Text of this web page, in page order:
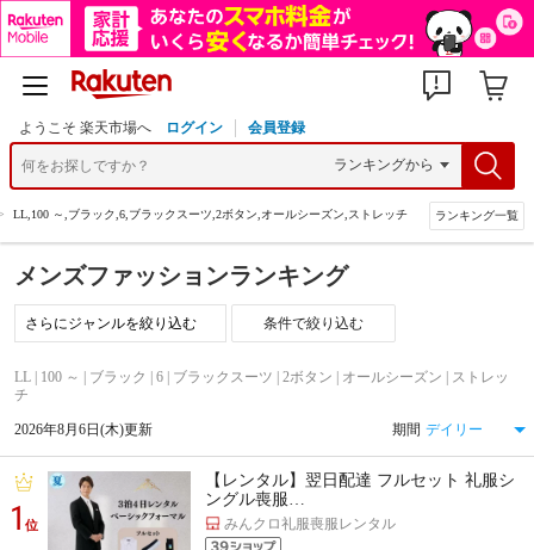
ようこそ 楽天市場へ ログイン 会員登録
LL,100 ～,ブラック,6,ブラックスーツ,2ボタン,オールシーズン,ストレッチ ランキング一覧
メンズファッションランキング
条件で絞り込む
LL | 100 ～ | ブラック | 6 | ブラックスーツ | 2ボタン | オールシーズン | ストレッ
チ
2026年8月6日(木)更新 期間
1位
【レンタル】翌日配達 フルセット 礼服シ
ングル喪服…
みんクロ礼服喪服レンタル